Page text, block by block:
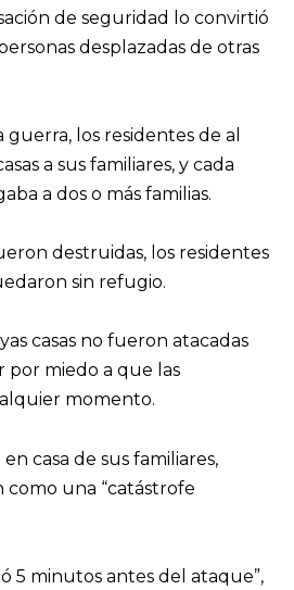
de seguridad lo convirtió
desplazadas de otras
los residentes de al
a sus familiares, y cada
a dos o más familias.
destruidas, los residentes
sin refugio.
casas no fueron atacadas
por miedo a que las
momento.
casa de sus familiares,
como una “catástrofe
5 minutos antes del ataque”,